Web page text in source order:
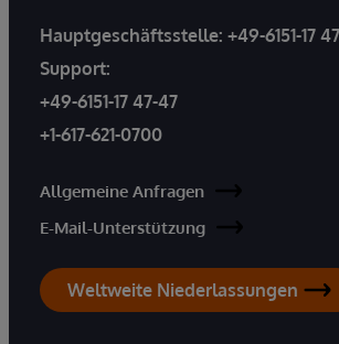
Hauptgeschäftsstelle: +49-6151-17
Support:
+49-6151-17 47-47
+1-617-621-0700
Allgemeine Anfragen
E-Mail-Unterstützung
Weltweite Niederlassungen